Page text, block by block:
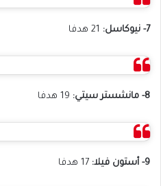
7- نيوكاسل: 21 هدفا
8- مانشستر سيتي: 19 هدفا
9- أستون فيلا: 17 هدفا